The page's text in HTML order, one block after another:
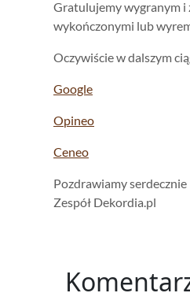
Gratulujemy wygranym i
wykończonymi lub
Oczywiście w dalszym
Google
Opineo
Ceneo
Pozdrawiamy serdecznie
Zespół Dekordia.pl